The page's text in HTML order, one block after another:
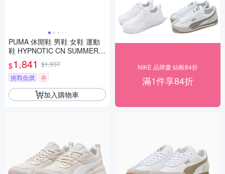
PUMA 休閒鞋 男鞋 女鞋 運動
鞋 HYPNOTIC CN SUMMER
灰 40395203
$1,841 $1,937
挑戰低價
券
加入購物車
NIKE 品牌慶 結帳84折
滿1件享84折